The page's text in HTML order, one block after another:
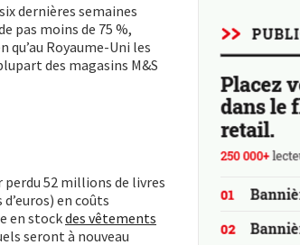
dernières semaines
pas moins de 75 %,
qu’au Royaume-Uni les
des magasins M&S
perdu 52 millions de livres
en coûts
en stockdes vêtements
seront à nouveau